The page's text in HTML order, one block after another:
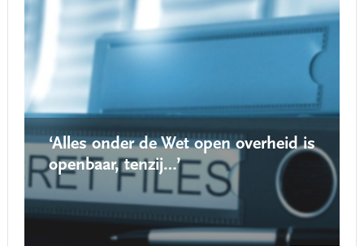
‘Alles onder de Wet open overheid is
openbaar, tenzij…’